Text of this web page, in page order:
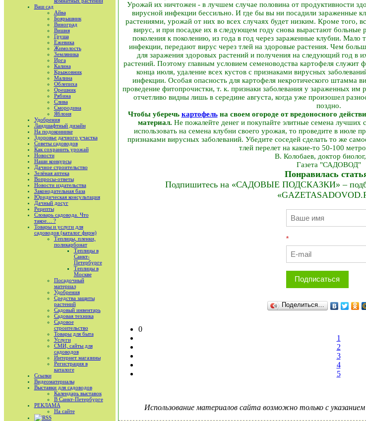
Ваш сад
Айва
Боярышник
Виноград
Вишня
Груша
Ежевика
Жимолость
Земляника
Ирга
Калина
Крыжовник
Малина
Облепиха
Орешник
Рябина
Слива
Смородина
Яблоня
Удобрения
Ландшафтный дизайн
На подоконнике
Здоровье дачного участка
Советы садоводов
Как сохранить урожай
Новости
Наши конкурсы
Дачное строительство
Зелёная аптека
Вопросы-ответы
Новости издательства
Законодательная база
Юридическая консультация
Дачный досуг
Рецепты
Словарь садовода. Что
такое… ?
Товары и услуги для
садоводов (каталог фирм)
Теплицы, пленки,
поликарбонат
Теплицы в
Санкт-
Петербурге
Теплицы в
Москве
Посадочный
материал
Удобрения
Средства защиты
растений
Садовый инвентарь
Садовая техника
Садовое
строительство
Товары для быта
Услуги
СМИ, сайты для
садоводов
Интернет магазины
Регистрация в
каталоге
Ссылки
Видеоматериалы
Выставки для садоводов
Календарь выставок
В Санкт-Петербурге
РЕКЛАМА
На сайте
RSS
Урожай их ничтожен - в лучшем случае половина от продуктивности
вирусной инфекции бессильно. И где бы вы ни посадили зараженные
растениями, урожай от них во всех случаях будет низким. Кроме того,
вирус, и при посадке их в следующем году снова вырастают больные
поколения к поколению, из года в год через зараженные клубни. Мало
инфекции, передают вирус через тлей на здоровые растения. Чем
для заражения здоровых растений и получения на следующий год в
растений. Поэтому главным условием семеноводства картофеля служит
конца июля, удаление всех кустов с признаками вирусных
инфекции. Особая опасность для картофеля некротического штамма
проведение фитопрочистки, т. к. признаки заболевания у зараженных им
отчетливо видны лишь в середине августа, когда уже произошел
поздно.
Чтобы уберечь картофельна своем огороде от вредоносного
материал. Не пожалейте денег и покупайте элитные семена лучших
использовать на семена клубни своего урожая, то проведите в июле
признаками вирусных заболеваний. Убедите соседей сделать то же
тлей перелет на какие-то 50-100
В. Колобаев, доктор
Газета "САДОВОД"
Понравилась
Подпишитесь на «САДОВЫЕ ПОДСКАЗКИ» –
*
Подписаться
Поделиться…
0
1
2
3
4
5
Использование материалов сайта возможно только с